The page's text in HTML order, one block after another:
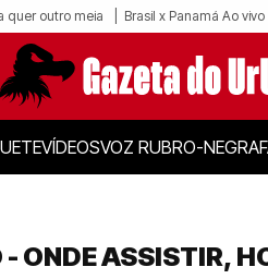
quer outro meia Brasil x Panamá Ao
VÍDEOSVOZ RUBRO-NEGRA
ONDE ASSISTIR,